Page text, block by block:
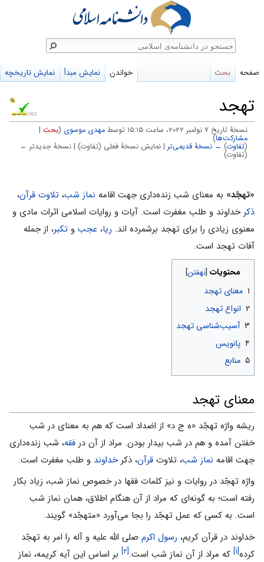
تهجد
نسخهٔ تاریخ ‏۷ نوامبر ۲۰۲۲، ساعت ۱۵:۱۵ توسط مهدی موسوی (بحث |
مشارکت‌ها)
(تفاوت) → نسخهٔ قدیمی‌تر| نمایش نسخهٔ فعلی (تفاوت) | نسخهٔ جدیدتر ←
(تفاوت)
به
ناوبری
به
جستجو
«تهجّد» به معنای شب زنده‌دارى جهت اقامه نماز شب، تلاوت قرآن،
ذکر خداوند و طلب مغفرت است. آیات و روایات اسلامی اثرات مادی و
معنوی زیادی را برای تهجد برشمرده اند. ریا، عجب و تکبر، از جمله
آفات تهجد است.
محتویات
۱ معنای تهجد
۲ انواع تهجد
۳ آسیب‌شناسی تهجد
۴ پانویس
۵ منابع
معنای تهجد
ریشه واژه تهجّد «ه ج د» از اضداد است که هم به معناى در شب
خفتن آمده و هم در شب بیدار بودن. مراد از آن در فقه، شب زنده‌دارى
جهت اقامه نماز شب، تلاوت قرآن، ذکرخداوند و طلب مغفرت است.
واژه تهجّد در روایات و نیز کلمات فقها در خصوص نماز شب، زیاد بکار
رفته است؛ به گونه‌اى که مراد از آن هنگام اطلاق، همان نماز شب
است. به کسى که عمل تهجّد را بجا مى‌آورد «متهجّد» گویند.
خداوند در قرآن کریم، رسول اکرم صلى الله علیه و آله را امر به تهجّد
کرده[۱] که مراد از آن نماز شب است.[۲]
بر اساس این آیه کریمه، نماز
صفحه بحث خواندن نمایش مبدأ نمایش تاریخچه
جستجو